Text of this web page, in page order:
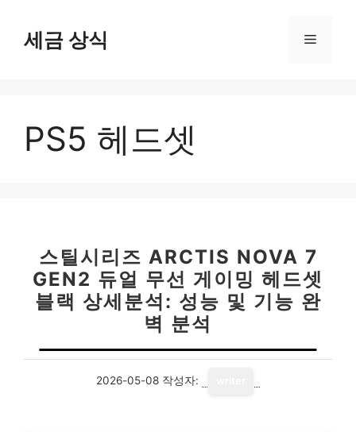
세금 상식 메
PS5 헤드셋
스틸시리즈 ARCTIS NOVA 7
GEN2 듀얼 무선 게이밍 헤드셋
블랙 상세분석: 성능 및 기능 완
벽 분석
2026-05-08 작성자: